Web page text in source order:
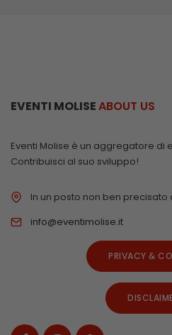
EVENTI MOLISEABOUT US
Eventi Molise è un aggregatore di
Contribuisci al suo sviluppo!
In un posto non ben precisato
info@eventimolise.it
PRIVACY &